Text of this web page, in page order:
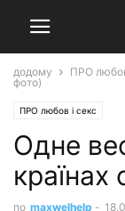
додому ПРО
фото)
ПРО любов і секс
Одне
країнах
по maxwelhelp -